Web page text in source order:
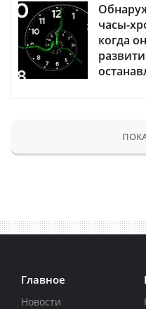
часы-
когда
Главное
Новости